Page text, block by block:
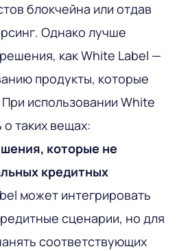
блокчейна или отдав
Однако лучше
как White Label —
продукты, которые
использовании White
таких вещах:
которые не
кредитных
может интегрировать
сценарии, но для
соответствующих